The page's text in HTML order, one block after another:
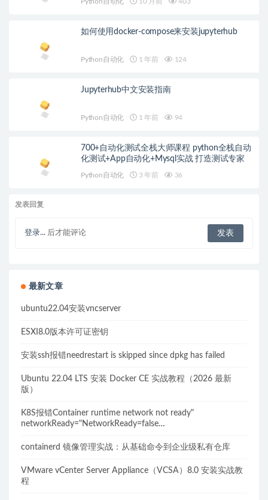
如何使用docker-compose来安装jupyterhub
Python自动化 1 年前 124
Jupyterhub中文安装指南
Python自动化 1 年前 94
700+自动化测试全栈大师课程 python全栈自动
化测试+App自动化+Mysql实战 打造测试专家
Python自动化 3 年前 36
发表回复
登录... 后才能评论
最新文章
ubuntu22.04安装vncserver
ESXI8.0版本许可证密钥
安装ssh报错needrestart is skipped since dpkg has failed
Ubuntu 22.04 LTS 安装 Docker CE 实战教程（2026 最新
版）
K8S报错Container runtime network not ready"
networkReady="NetworkReady=false
containerd 镜像管理实战：从基础命令到企业级私有仓库
VMware vCenter Server Appliance（VCSA）8.0 安装实战教
程